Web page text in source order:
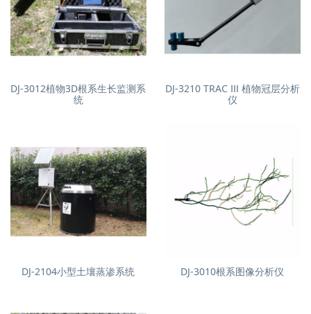
DJ-3012植物3D根系生长监测系
统
DJ-3210 TRAC Ⅲ 植物冠层分析
仪
DJ-2104小型土壤蒸渗系统 DJ-3010根系图像分析仪